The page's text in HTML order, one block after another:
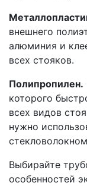
внешнего
алюминия и
всех стояков.
Полипропилен.
которого
всех видов
нужно
Выбирайте
особенностей